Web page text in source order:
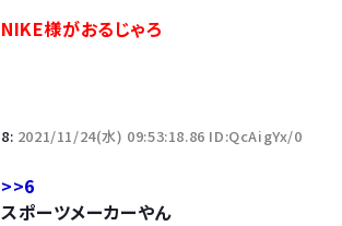
NIKE様がおるじゃろ
8: 2021/11/24(水) 09:53:18.86 ID:QcAigYx/0
>>6
スポーツメーカーやん